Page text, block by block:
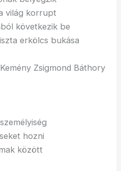
világ korrupt
következik be
erkölcs bukása
Zsigmond Báthory
hozni
között